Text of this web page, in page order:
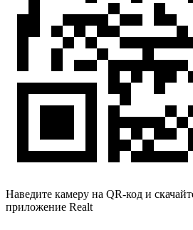
Наведите камеру на QR-код и
приложение Realt